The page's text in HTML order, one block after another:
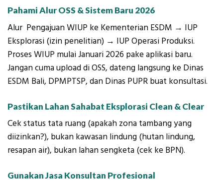
Pahami Alur OSS & Sistem Baru 2026
Alur Pengajuan WIUP ke Kementerian ESDM → IUP
Eksplorasi (izin penelitian) → IUP Operasi Produksi.
Proses WIUP mulai Januari 2026 pake aplikasi baru.
Jangan cuma upload di OSS, dateng langsung ke Dinas
ESDM Bali, DPMPTSP, dan Dinas PUPR buat konsultasi.
Pastikan Lahan Sahabat Eksplorasi Clean & Clear
Cek status tata ruang (apakah zona tambang yang
diizinkan?), bukan kawasan lindung (hutan lindung,
resapan air), bukan lahan sengketa (cek ke BPN).
Gunakan Jasa Konsultan Profesional